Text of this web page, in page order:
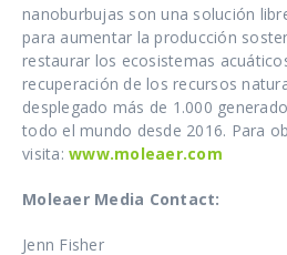
nanoburbujas son una solución
para aumentar la producción
restaurar los ecosistemas
recuperación de los recursos
desplegado más de 1.000
todo el mundo desde 2016. Para
visita: www.moleaer.com
Moleaer Media
Jenn Fisher